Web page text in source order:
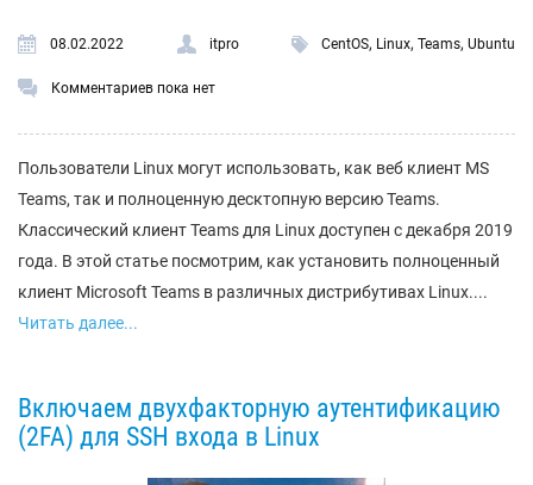
08.02.2022 itpro CentOS, Linux, Teams, Ubuntu
Комментариев пока нет
Пользователи Linux могут использовать, как веб клиент MS
Teams, так и полноценную десктопную версию Teams.
Классический клиент Teams для Linux доступен с декабря 2019
года. В этой статье посмотрим, как установить полноценный
клиент Microsoft Teams в различных дистрибутивах Linux....
Читать далее...
Включаем двухфакторную аутентификацию
(2FA) для SSH входа в Linux